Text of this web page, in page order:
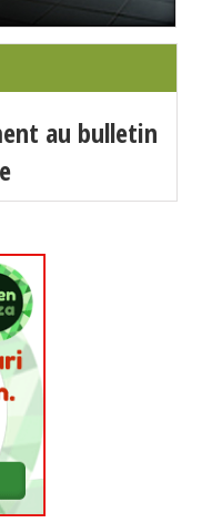
au bulletin